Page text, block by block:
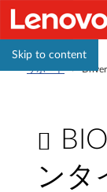
Skip to content
サポート >
ンタ